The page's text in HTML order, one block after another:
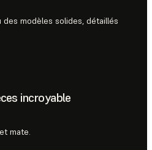
des modèles solides, détaillés
incroyable
mate.